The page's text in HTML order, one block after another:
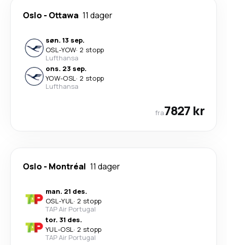
Oslo - Ottawa 11 dager
søn. 13 sep.
OSL-YOW· 2 stopp
Lufthansa
ons. 23 sep.
YOW-OSL· 2 stopp
Lufthansa
fra7827 kr
Oslo - Montréal 11 dager
man. 21 des.
OSL-YUL· 2 stopp
TAP Air Portugal
tor. 31 des.
YUL-OSL· 2 stopp
TAP Air Portugal